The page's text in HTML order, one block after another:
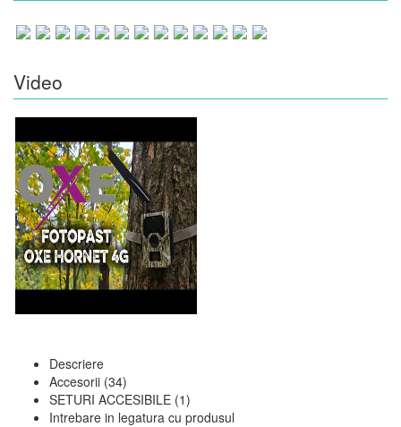
Video
Descriere
Accesorii (34)
SETURI ACCESIBILE (1)
Intrebare in legatura cu produsul